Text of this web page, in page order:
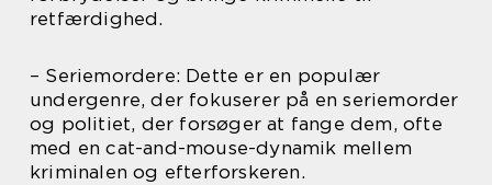
retfærdighed.
– Seriemordere: Dette er en populær
undergenre, der fokuserer på en seriemorder
og politiet, der forsøger at fange dem, ofte
med en cat-and-mouse-dynamik mellem
kriminalen og efterforskeren.